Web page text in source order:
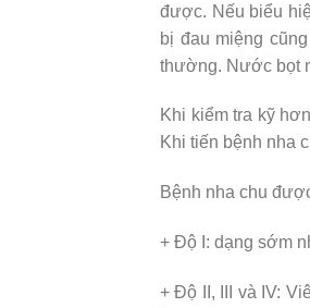
được. Nếu biểu
bị đau miệng
thường. Nước bọt
Khi kiểm tra kỹ
Khi tiến bệnh nha
Bệnh nha chu
+ Độ I: dạng sớm
+ Độ II, III và IV: